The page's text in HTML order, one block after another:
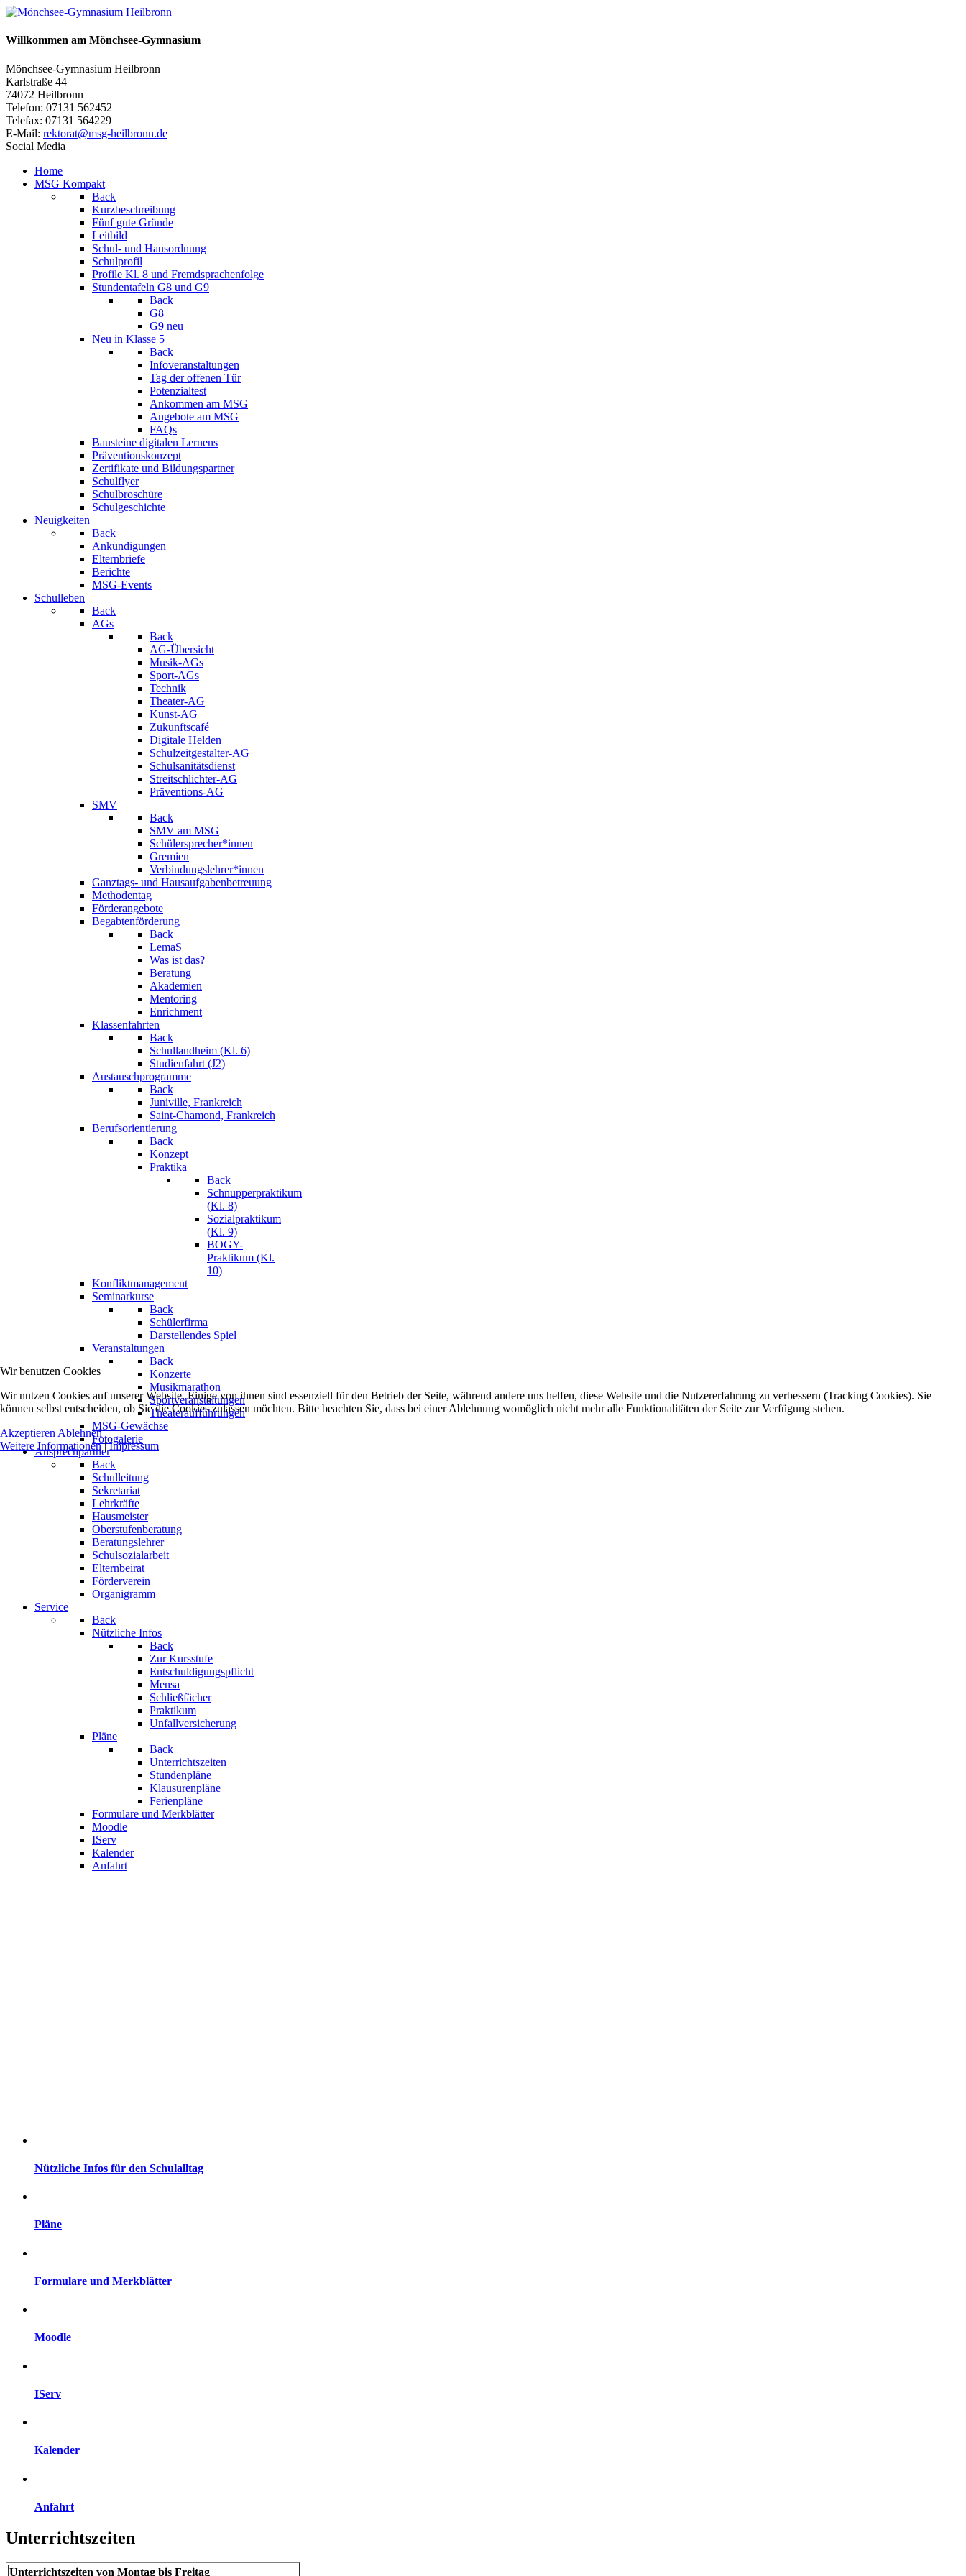
Willkommen am Mönchsee-Gymnasium
Mönchsee-Gymnasium Heilbronn
Karlstraße 44
74072 Heilbronn
Telefon: 07131 562452
Telefax: 07131 564229
E-Mail: rektorat@msg-heilbronn.de
Social Media
Home
MSG Kompakt
Back
Kurzbeschreibung
Fünf gute Gründe
Leitbild
Schul- und Hausordnung
Schulprofil
Profile Kl. 8 und Fremdsprachenfolge
Stundentafeln G8 und G9
Back
G8
G9 neu
Neu in Klasse 5
Back
Infoveranstaltungen
Tag der offenen Tür
Potenzialtest
Ankommen am MSG
Angebote am MSG
FAQs
Bausteine digitalen Lernens
Präventionskonzept
Zertifikate und Bildungspartner
Schulflyer
Schulbroschüre
Schulgeschichte
Neuigkeiten
Back
Ankündigungen
Elternbriefe
Berichte
MSG-Events
Schulleben
Back
AGs
Back
AG-Übersicht
Musik-AGs
Sport-AGs
Technik
Theater-AG
Kunst-AG
Zukunftscafé
Digitale Helden
Schulzeitgestalter-AG
Schulsanitätsdienst
Streitschlichter-AG
Präventions-AG
SMV
Back
SMV am MSG
Schülersprecher*innen
Gremien
Verbindungslehrer*innen
Ganztags- und Hausaufgabenbetreuung
Methodentag
Förderangebote
Begabtenförderung
Back
LemaS
Was ist das?
Beratung
Akademien
Mentoring
Enrichment
Klassenfahrten
Back
Schullandheim (Kl. 6)
Studienfahrt (J2)
Austauschprogramme
Back
Juniville, Frankreich
Saint-Chamond, Frankreich
Berufsorientierung
Back
Konzept
Praktika
Back
Schnupperpraktikum
(Kl. 8)
Sozialpraktikum
(Kl. 9)
BOGY-
Praktikum (Kl.
10)
Konfliktmanagement
Seminarkurse
Back
Schülerfirma
Darstellendes Spiel
Veranstaltungen
Back
Konzerte
Musikmarathon
Sportveranstaltungen
Theateraufführungen
MSG-Gewächse
Fotogalerie
Ansprechpartner
Back
Schulleitung
Sekretariat
Lehrkräfte
Hausmeister
Oberstufenberatung
Beratungslehrer
Schulsozialarbeit
Elternbeirat
Förderverein
Organigramm
Service
Back
Nützliche Infos
Back
Zur Kursstufe
Entschuldigungspflicht
Mensa
Schließfächer
Praktikum
Unfallversicherung
Pläne
Back
Unterrichtszeiten
Stundenpläne
Klausurenpläne
Ferienpläne
Formulare und Merkblätter
Moodle
IServ
Kalender
Anfahrt
Nützliche Infos für den Schulalltag
Pläne
Formulare und Merkblätter
Moodle
IServ
Kalender
Anfahrt
Unterrichtszeiten
Unterrichtszeiten von Montag bis Freitag
Wir benutzen Cookies
Wir nutzen Cookies auf unserer Website. Einige von ihnen sind essenziell für den Betrieb der Seite, während andere uns helfen, diese Website und die Nutzererfahrung zu verbessern (Tracking Cookies). Sie
können selbst entscheiden, ob Sie die Cookies zulassen möchten. Bitte beachten Sie, dass bei einer Ablehnung womöglich nicht mehr alle Funktionalitäten der Seite zur Verfügung stehen.
Akzeptieren Ablehnen
Weitere Informationen|Impressum